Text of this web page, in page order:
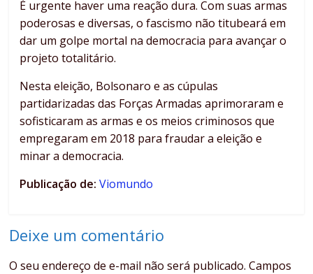
É urgente haver uma reação dura. Com suas armas
poderosas e diversas, o fascismo não titubeará em
dar um golpe mortal na democracia para avançar o
projeto totalitário.
Nesta eleição, Bolsonaro e as cúpulas
partidarizadas das Forças Armadas aprimoraram e
sofisticaram as armas e os meios criminosos que
empregaram em 2018 para fraudar a eleição e
minar a democracia.
Publicação de:Viomundo
Deixe um comentário
O seu endereço de e-mail não será publicado. Campos